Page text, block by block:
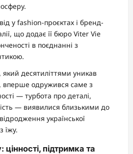
у fashion-проєктах і бренд-
що додає її бюро Viter Vie
в поєднанні з
десятиліттями уникав
одружився саме з
— турбота про деталі,
— виявилися близькими до
української
їжу.
підтримка та